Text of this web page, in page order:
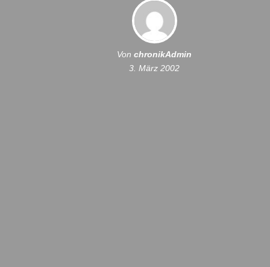
Von chronikAdmin
3. März 2002